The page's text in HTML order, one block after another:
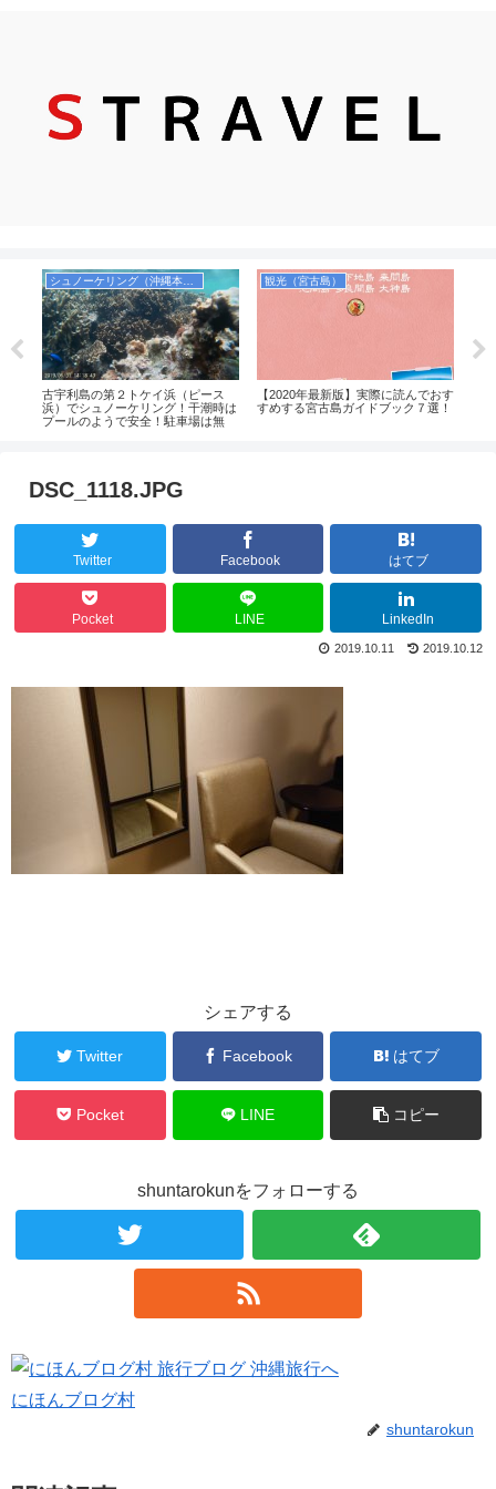
シュノーケリング（沖縄本島）
古宇利島の第２トケイ浜（ピース
浜）でシュノーケリング！干潮時は
プールのようで安全！駐車場は無
観光（宮古島）
【2020年最新版】実際に読んでおす
すめする宮古島ガイドブック７選！
DSC_1118.JPG
Twitter Facebook はてブ
Pocket LINE LinkedIn
2019.10.12
2019.10.11
シェアする
Twitter Facebook はてブ
Pocket LINE コピー
shuntarokunをフォローする
にほんブログ村
shuntarokun